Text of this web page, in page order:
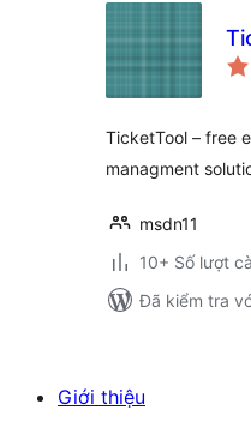
TicketTool – free
managment
msdn11
10+ Số lượt
Đã kiểm tra
Giới thiệu